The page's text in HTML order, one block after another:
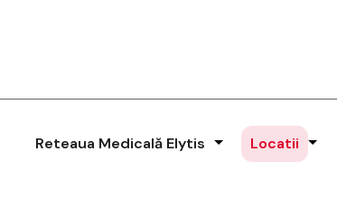
Reteaua Medicală Elytis Locatii